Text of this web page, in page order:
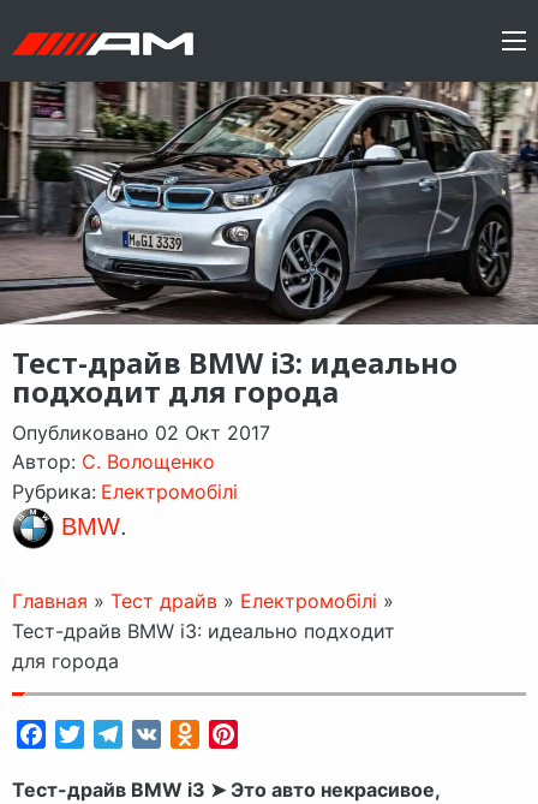
Тест-драйв BMW i3: идеально
подходит для города
Опубликовано 02 Окт 2017
Автор: C. Волощенко
Рубрика: Електромобілі
BMW.
Главная » Тест драйв » Електромобілі »
Тест-драйв BMW i3: идеально подходит
для города
FacebookTwitterTelegram
VK Odnoklassniki
Тест-драйв BMW i3 ➤ Это авто некрасивое,